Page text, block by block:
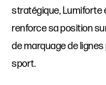
stratégique, Lumiforte
renforce sa position
de marquage de
sport.